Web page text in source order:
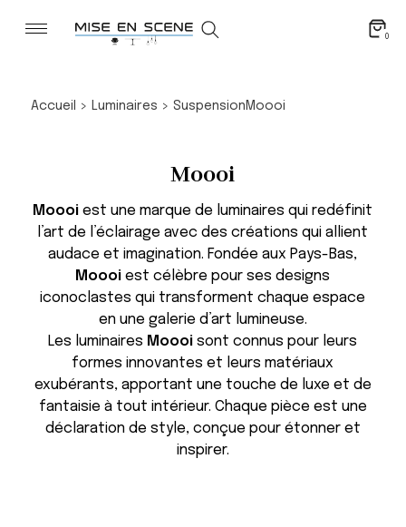
0
Accueil > Luminaires > Suspension Moooi
Moooi
Moooi est une marque de luminaires qui redéfinit
l’art de l’éclairage avec des créations qui allient
audace et imagination. Fondée aux Pays-Bas,
Moooi est célèbre pour ses designs
iconoclastes qui transforment chaque espace
en une galerie d’art lumineuse.
Les luminaires Moooi sont connus pour leurs
formes innovantes et leurs matériaux
exubérants, apportant une touche de luxe et de
fantaisie à tout intérieur. Chaque pièce est une
déclaration de style, conçue pour étonner et
inspirer.